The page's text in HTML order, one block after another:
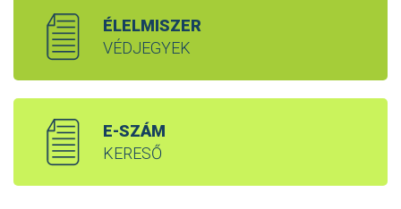
ÉLELMISZER
VÉDJEGYEK
E-SZÁM
KERESŐ